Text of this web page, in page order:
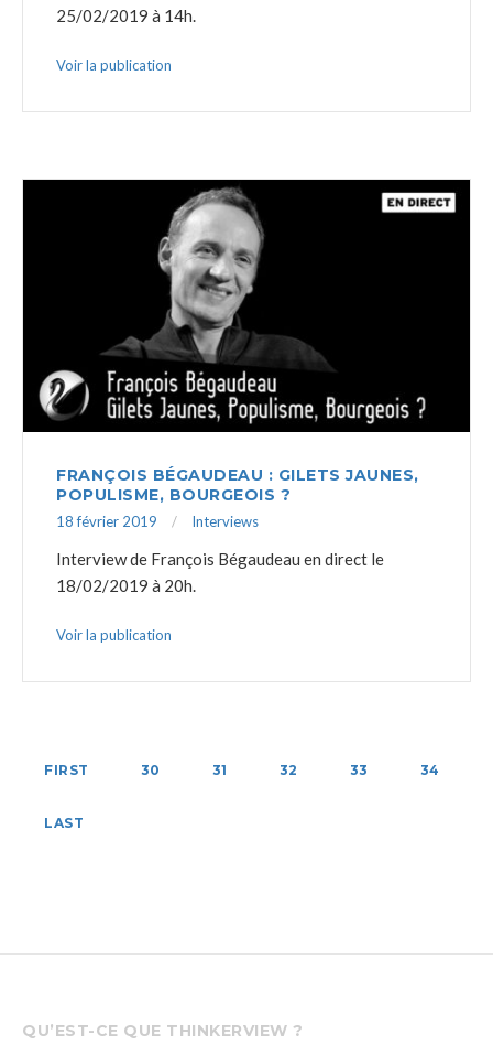
25/02/2019 à 14h.
Voir la publication
FRANÇOIS BÉGAUDEAU : GILETS JAUNES,
POPULISME, BOURGEOIS ?
18 février 2019 Interviews
Interview de François Bégaudeau en direct le
18/02/2019 à 20h.
Voir la publication
FIRST 30 31 32 33 34
LAST
QU’EST-CE QUE THINKERVIEW ?